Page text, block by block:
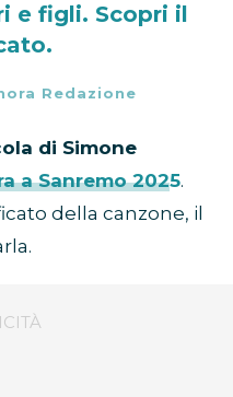
e figli. Scopri il
Redazione
di Simone
a Sanremo 2025.
della canzone, il